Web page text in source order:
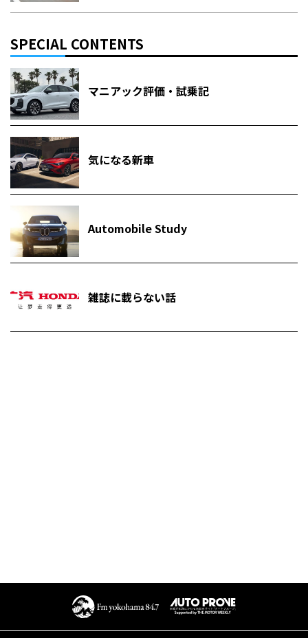
SPECIAL CONTENTS
マニアック評価・試乗記
気になる新車
Automobile Study
雑誌に載らない話